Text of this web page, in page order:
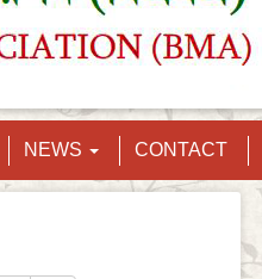
NEWS CONTACT